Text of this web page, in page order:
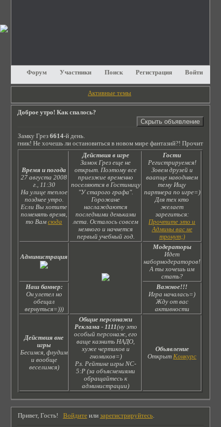
Форум Участники Поиск Регистрация Войти
Активные темы
Доброе утро! Как спалось?
Замку Грез6614-й день.
путник! Не хочешь ли остановиться в новом мире фантазий?! Прочитай
Время и погода
27 августа 2008
г., 11:30
На улице теплое
позднее утро.
Если Вы хотите
поменять время,
то Вамсюда
Действия в игре
Замок Грез еще не
открыт. Поэтому все
приезжие временно
поселяются в Гостиницу
"У старого графа".
Горожане
наслаждаются
последними деньками
лета. Осталось совсем
немного и начнется
первый учебный год.
Гости
Регистрируемся!
Зовем друзей и
ваапще наводняем
тему Ищу
партнера по игре=)
Для тех кто
желает
зарегиться:
Прочтите это и
Админы вас не
тронут;)
Администрация
Модераторы
Идет
набормодераторов!
А ты хочешь им
стать?
Наш баннер:
Он улетел но
обещал
вернуться=)))
Важное!!!
Игра началась=)
Жду от вас
активности
Действия вне
игры
Бесимся, флудим
и вообще
веселимся)
Общие персонажи
Реклама - 1111(ну это
особый персонаж, его
ваще казнить НАДО,
хуже чертиков и
гномиков=)
P.s. Рейтинг игры NC-
5:Р (за объяснениями
обращайтесь к
администрации)
Объявление
ОткрытКонкурс
Привет, Гость! Войдитеили зарегистрируйтесь.